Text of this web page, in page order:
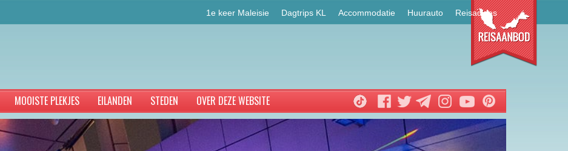
1e keer Maleisie Dagtrips KL Accommodatie Huurauto Reisadvies
MOOISTE PLEKJES EILANDEN STEDEN OVER DEZE WEBSITE